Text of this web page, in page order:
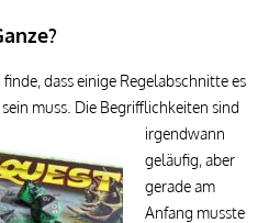
dass einige Regelabschnitte es
muss. Die Begrifflichkeiten sind
irgendwann
geläufig, aber
gerade am
Anfang musste